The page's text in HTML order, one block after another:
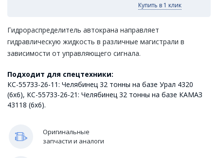
Купить в 1 клик
Гидрораспределитель автокрана направляет
гидравлическую жидкость в различные магистрали в
зависимости от управляющего сигнала.
Подходит для спецтехники:
КС-55733-26-11: Челябинец 32 тонны на базе Урал 4320
(6х6), КС-55733-26-21: Челябинец 32 тонны на базе КАМАЗ
43118 (6х6).
Оригинальные
запчасти и аналоги